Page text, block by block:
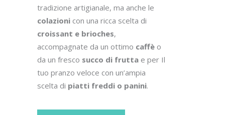
tradizione artigianale, ma anche le
colazioni con una ricca scelta di
croissant e brioches,
accompagnate da un ottimo caffè o
da un fresco succo di frutta e per Il
tuo pranzo veloce con un’ampia
scelta di piatti freddi o panini.